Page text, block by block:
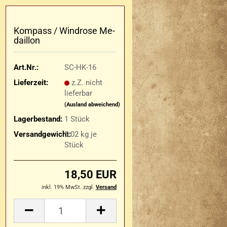
Kom­pass / Wind­ro­se Me­
dail­lon
Art.Nr.:
SC-HK-16
Lieferzeit:
z.Z. nicht
lieferbar
(Ausland abweichend)
Lagerbestand: 1 Stück
Versandgewicht:0.02kg je
Stück
18,50 EUR
inkl. 19% MwSt. zzgl. Versand